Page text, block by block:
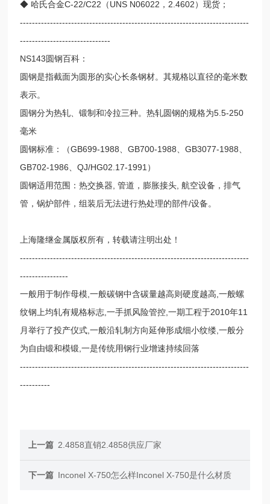
◆ 哈氏合金C-22/C22（UNS N06022，2.4602）现货；
----------------------------------------------------------------------------
------------------------------
NS143圆钢百科：
圆钢是指截面为圆形的实心长条钢材。其规格以直径的毫米数
表示。
圆钢分为热轧、锻制和冷拉三种。热轧圆钢的规格为5.5-250
毫米
圆钢标准：（GB699-1988、GB700-1988、GB3077-1988、
GB702-1986、QJ/HG02.17-1991）
圆钢适用范围：热交换器, 管道，膨胀接头, 航空设备，排气
管，锅炉部件，组装后无法进行热处理的部件/设备。
上海隆继金属版权所有，转载请注明出处！
----------------------------------------------------------------------------
----------------
一般用于制作母模,一般碳钢中含碳量越高则硬度越高,一般螺
纹钢上均轧有规格标志,一手抓风险管控,一期工程于2010年11
月举行了投产仪式,一般沿轧制方向延伸形成细小纹缕,一般分
为自由锻和模锻,一是传统用钢行业增速持续回落
----------------------------------------------------------------------------
----------
上一篇 2.4858直销2.4858供应厂家
下一篇 Inconel X-750怎么样Inconel X-750是什么材质